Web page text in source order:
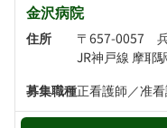
金沢病院
住所
〒657-0057
募集職種正看護師／准